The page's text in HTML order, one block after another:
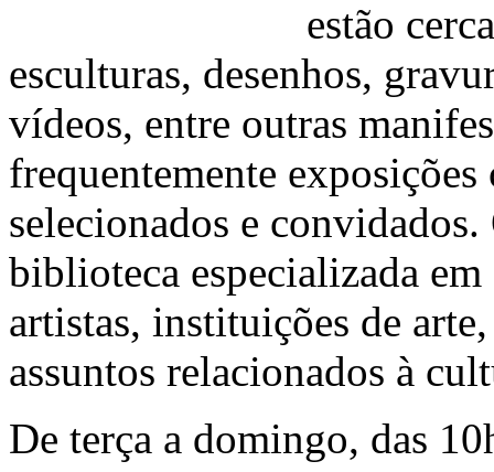
estão
esculturas, desenhos,
vídeos, entre outras
frequentemente
selecionados e
biblioteca especializada
artistas, instituições de
assuntos relacionados à
De terça a domingo, das